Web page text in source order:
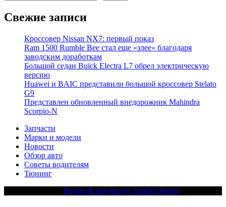
Свежие записи
Кроссовер Nissan NX7: первый показ
Ram 1500 Rumble Bee стал еще «злее» благодаря
заводским доработкам
Большой седан Buick Electra L7 обрел электрическую
версию
Huawei и BAIC представили большой кроссовер Stelato
G9
Представлен обновленный внедорожник Mahindra
Scorpio-N
Запчасти
Марки и модели
Новости
Обзор авто
Советы водителям
Тюнинг
Design & develop by AmpleThemes